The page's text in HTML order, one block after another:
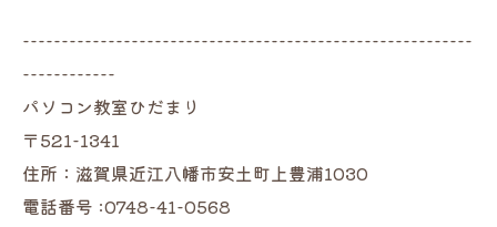
----------------------------------------------------------
------------
パソコン教室ひだまり
〒521-1341
住所：滋賀県近江八幡市安土町上豊浦1030
電話番号 :0748-41-0568